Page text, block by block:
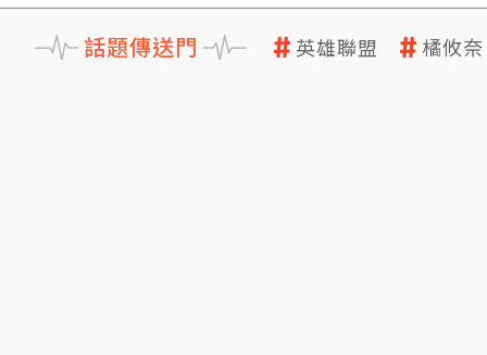
話題傳送門 英雄聯盟 橘攸奈